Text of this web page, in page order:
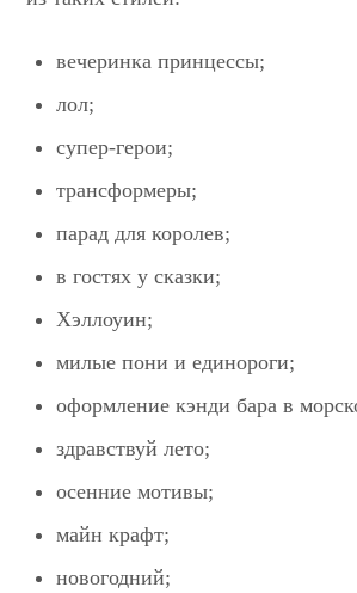
вечеринка принцессы;
лол;
супер-герои;
трансформеры;
парад для королев;
в гостях у сказки;
Хэллоуин;
милые пони и единороги;
оформление кэнди бара в
здравствуй лето;
осенние мотивы;
майн крафт;
новогодний;